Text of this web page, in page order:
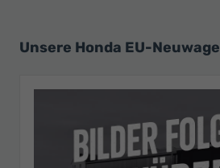
Unsere Honda EU-